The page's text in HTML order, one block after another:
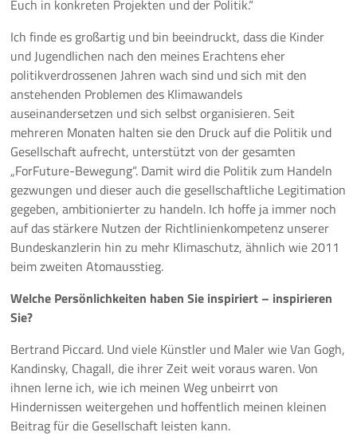
Euch in konkreten Projekten und der Politik.“
Ich finde es großartig und bin beeindruckt, dass die Kinder
und Jugendlichen nach den meines Erachtens eher
politikverdrossenen Jahren wach sind und sich mit den
anstehenden Problemen des Klimawandels
auseinandersetzen und sich selbst organisieren. Seit
mehreren Monaten halten sie den Druck auf die Politik und
Gesellschaft aufrecht, unterstützt von der gesamten
„ForFuture-Bewegung“. Damit wird die Politik zum Handeln
gezwungen und dieser auch die gesellschaftliche Legitimation
gegeben, ambitionierter zu handeln. Ich hoffe ja immer noch
auf das stärkere Nutzen der Richtlinienkompetenz unserer
Bundeskanzlerin hin zu mehr Klimaschutz, ähnlich wie 2011
beim zweiten Atomausstieg.
Welche Persönlichkeiten haben Sie inspiriert – inspirieren
Sie?
Bertrand Piccard. Und viele Künstler und Maler wie Van Gogh,
Kandinsky, Chagall, die ihrer Zeit weit voraus waren. Von
ihnen lerne ich, wie ich meinen Weg unbeirrt von
Hindernissen weitergehen und hoffentlich meinen kleinen
Beitrag für die Gesellschaft leisten kann.